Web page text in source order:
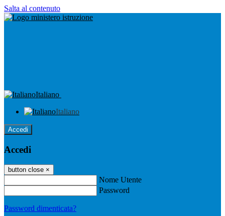
Salta al contenuto
Italiano
Italiano
Accedi
Accedi
button close ×
Nome Utente
Password
Password dimenticata?